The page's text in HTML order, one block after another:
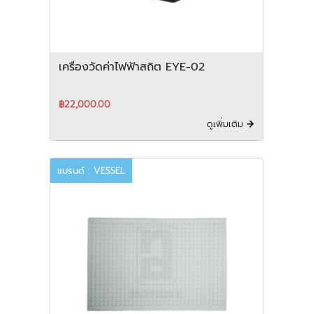
เครื่องวัดค่าไฟฟ้าสถิต EYE-02
฿22,000.00
ดูเพิ่มเติม
แบรนด์ : VESSEL